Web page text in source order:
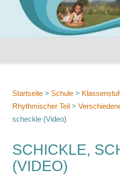
Startseite > Schule >
Rhythmischer Teil >
scheckle (Video)
SCHICKLE,
(VIDEO)